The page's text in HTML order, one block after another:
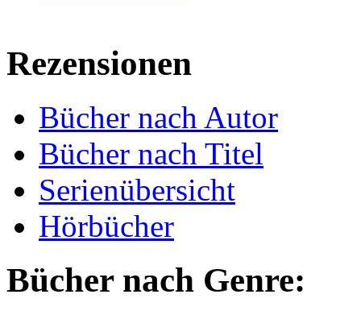
Rezensionen
Bücher nach Autor
Bücher nach Titel
Serienübersicht
Hörbücher
Bücher nach Genre: